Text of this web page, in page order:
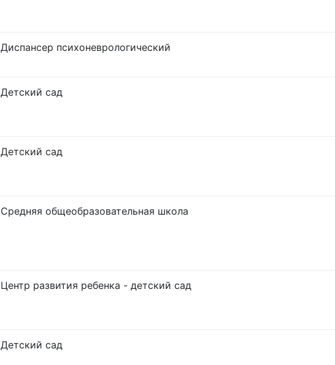
Диспансер психоневрологический
Детский сад
Детский сад
Средняя общеобразовательная школа
Центр развития ребенка - детский сад
Детский сад